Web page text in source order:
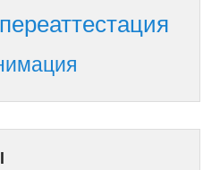
переаттестация